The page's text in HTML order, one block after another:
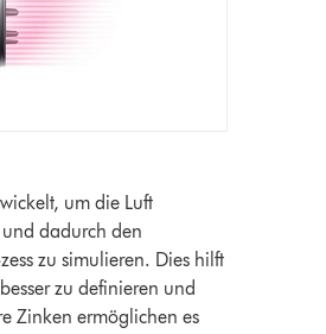
um die Luft
dadurch den
zu simulieren. Dies hilft
zu definieren und
Zinken ermöglichen es